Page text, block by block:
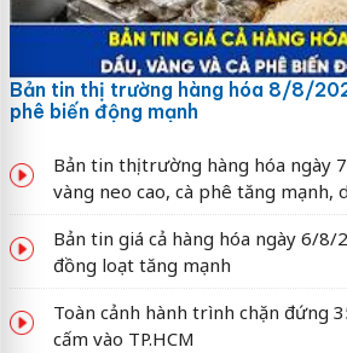
Bản tin thị trường hàng hóa 8/8/
phê biến động mạnh
Bản tin thị trường hàng hóa ngày
vàng neo cao, cà phê tăng mạnh,
Bản tin giá cả hàng hóa ngày 6/8/
đồng loạt tăng mạnh
Toàn cảnh hành trình chặn đứng
cấm vào TP.HCM